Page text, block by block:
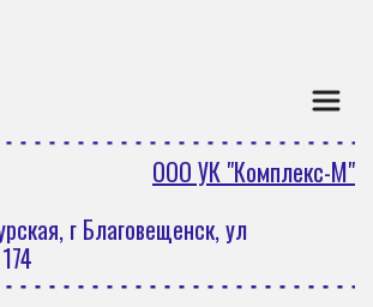
ООО УК "Комплекс-М"
г Благовещенск, ул